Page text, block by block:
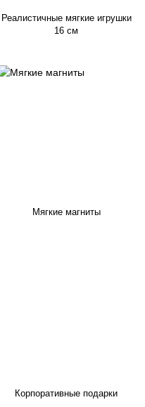
Реалистичные мягкие игрушки
16 см
Мягкие магниты
Корпоративные подарки